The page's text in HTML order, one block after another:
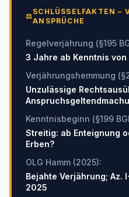
⚖
SCHLÜSSELFAKTEN –
ANSPRÜCHE
Regelverjährung (§195
3 Jahre ab Kenntnis
Verjährungshemmung
Unzulässige
Kenntnisbeginn (§199
Streitig: ab Enteignung
Erben?
OLG Hamm (2025):
Bejahte Verjährung; Az.
2025